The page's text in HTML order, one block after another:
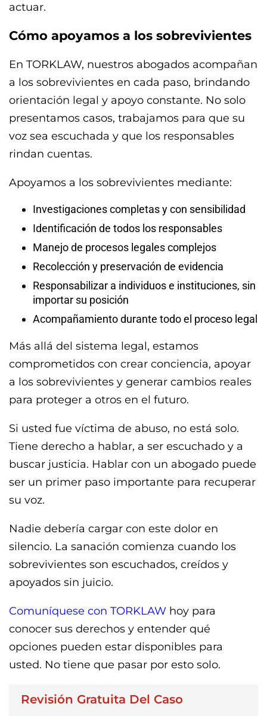
actuar.
Cómo apoyamos a los sobrevivientes
En TORKLAW, nuestros abogados acompañan
a los sobrevivientes en cada paso, brindando
orientación legal y apoyo constante. No solo
presentamos casos, trabajamos para que su
voz sea escuchada y que los responsables
rindan cuentas.
Apoyamos a los sobrevivientes mediante:
Investigaciones completas y con sensibilidad
Identificación de todos los responsables
Manejo de procesos legales complejos
Recolección y preservación de evidencia
Responsabilizar a individuos e instituciones, sin
importar su posición
Acompañamiento durante todo el proceso legal
Más allá del sistema legal, estamos
comprometidos con crear conciencia, apoyar
a los sobrevivientes y generar cambios reales
para proteger a otros en el futuro.
Si usted fue víctima de abuso, no está solo.
Tiene derecho a hablar, a ser escuchado y a
buscar justicia. Hablar con un abogado puede
ser un primer paso importante para recuperar
su voz.
Nadie debería cargar con este dolor en
silencio. La sanación comienza cuando los
sobrevivientes son escuchados, creídos y
apoyados sin juicio.
Comuníquese con TORKLAW hoy para
conocer sus derechos y entender qué
opciones pueden estar disponibles para
usted. No tiene que pasar por esto solo.
Revisión Gratuita Del Caso